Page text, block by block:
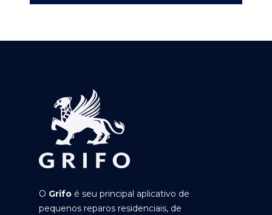
O Grifo é seu principal aplicativo de
pequenos reparos residenciais, de